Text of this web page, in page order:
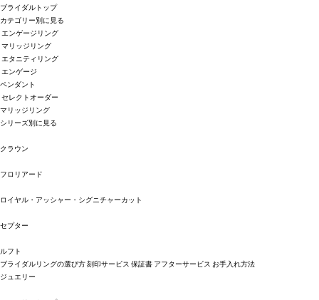
ブライダルトップ
カテゴリー別に見る
エンゲージリング
マリッジリング
エタニティリング
エンゲージ
ペンダント
セレクトオーダー
マリッジリング
シリーズ別に見る
クラウン
フロリアード
ロイヤル・アッシャー・シグニチャーカット
セプター
ルフト
ブライダルリングの選び方刻印サービス 保証書 アフターサービス お手入れ方法
ジュエリー